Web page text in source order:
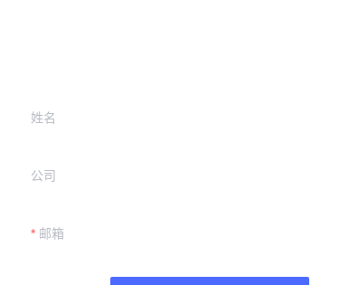
姓名
公司
邮箱